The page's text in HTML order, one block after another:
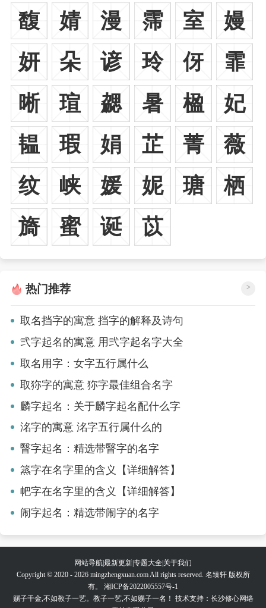
馥
婧 漫 霈 室
嫚
妍
朵 谚 玲 伢
霏
晰
瑄 勰 暑 楹
妃
韫
瑕 娟 芷 菁
薇
纹
峡 媛 妮 瑭
栖
旖
蜜 诞 苡
热门推荐 >
取名挡字的寓意 挡字的解释及诗句
弐字起名的寓意 用弐字起名字大全
取名用字：女字五行属什么
取狝字的寓意 狝字最佳组合名字
麟字起名：关于麟字起名配什么字
洺字的寓意 洺字五行属什么的
瞖字起名：精选带瞖字的名字
篜字在名字里的含义【详细解答】
帊字在名字里的含义【详细解答】
闹字起名：精选带闹字的名字
网站导航最新更新专题大全 关于我们
Copyright © 2020 - 2026 mingzhengxuan.com All rights reserved. 名臻轩 版权所
有。 湘ICP备2022005557号-1
赐子千金,不如教子一艺。教子一艺,不如赐子一名！ 技术支持：长沙修心网络